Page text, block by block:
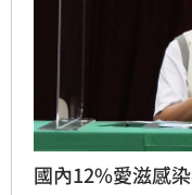
國內12%愛滋感